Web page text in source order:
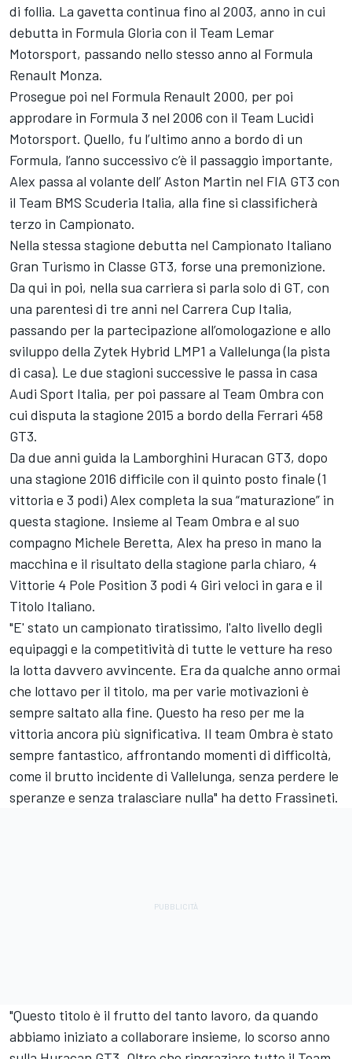
di follia. La gavetta continua fino al 2003, anno in cui
debutta in Formula Gloria con il Team Lemar
Motorsport, passando nello stesso anno al Formula
Renault Monza.
Prosegue poi nel Formula Renault 2000, per poi
approdare in Formula 3 nel 2006 con il Team Lucidi
Motorsport. Quello, fu l’ultimo anno a bordo di un
Formula, l’anno successivo c’è il passaggio importante,
Alex passa al volante dell’ Aston Martin nel FIA GT3 con
il Team BMS Scuderia Italia, alla fine si classificherà
terzo in Campionato.
Nella stessa stagione debutta nel Campionato Italiano
Gran Turismo in Classe GT3, forse una premonizione.
Da qui in poi, nella sua carriera si parla solo di GT, con
una parentesi di tre anni nel Carrera Cup Italia,
passando per la partecipazione all’omologazione e allo
sviluppo della Zytek Hybrid LMP1 a Vallelunga (la pista
di casa). Le due stagioni successive le passa in casa
Audi Sport Italia, per poi passare al Team Ombra con
cui disputa la stagione 2015 a bordo della Ferrari 458
GT3.
Da due anni guida la Lamborghini Huracan GT3, dopo
una stagione 2016 difficile con il quinto posto finale (1
vittoria e 3 podi) Alex completa la sua “maturazione” in
questa stagione. Insieme al Team Ombra e al suo
compagno Michele Beretta, Alex ha preso in mano la
macchina e il risultato della stagione parla chiaro, 4
Vittorie 4 Pole Position 3 podi 4 Giri veloci in gara e il
Titolo Italiano.
"E' stato un campionato tiratissimo, l'alto livello degli
equipaggi e la competitività di tutte le vetture ha reso
la lotta davvero avvincente. Era da qualche anno ormai
che lottavo per il titolo, ma per varie motivazioni è
sempre saltato alla fine. Questo ha reso per me la
vittoria ancora più significativa. Il team Ombra è stato
sempre fantastico, affrontando momenti di difficoltà,
come il brutto incidente di Vallelunga, senza perdere le
speranze e senza tralasciare nulla" ha detto Frassineti.
"Questo titolo è il frutto del tanto lavoro, da quando
abbiamo iniziato a collaborare insieme, lo scorso anno